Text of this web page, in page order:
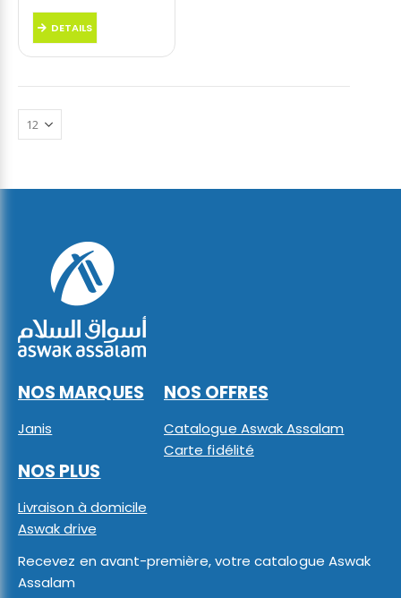
DETAILS
NOS MARQUES
Janis
NOS OFFRES
Catalogue Aswak Assalam
Carte fidélité
NOS PLUS
Livraison à domicile
Aswak drive
Recevez en avant-première, votre catalogue Aswak
Assalam